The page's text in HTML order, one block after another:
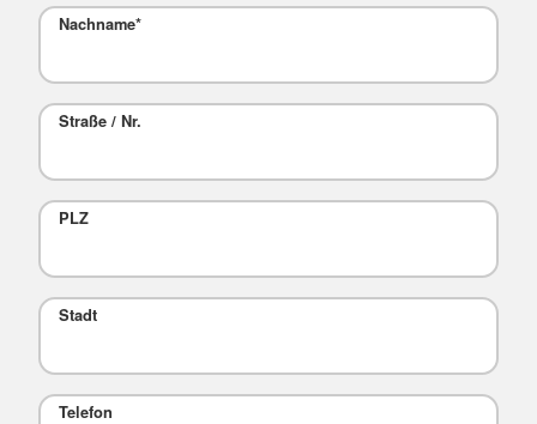
Nachname*
Straße / Nr.
PLZ
Stadt
Telefon